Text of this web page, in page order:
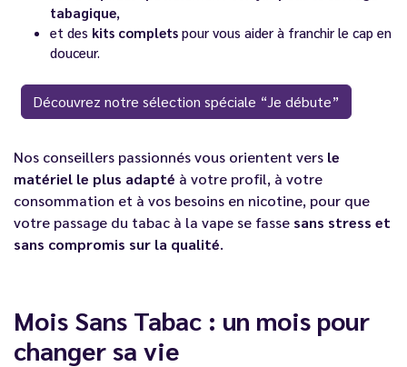
tabagique,
et des kits complets pour vous aider à franchir le cap en
douceur.
Découvrez notre sélection spéciale “Je débute”
Nos conseillers passionnés vous orientent vers le
matériel le plus adapté à votre profil, à votre
consommation et à vos besoins en nicotine, pour que
votre passage du tabac à la vape se fasse sans stress et
sans compromis sur la qualité.
Mois Sans Tabac : un mois pour
changer sa vie